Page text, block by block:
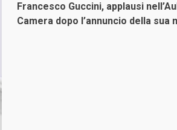
Francesco Guccini, applausi
Camera dopo l’annuncio della sua